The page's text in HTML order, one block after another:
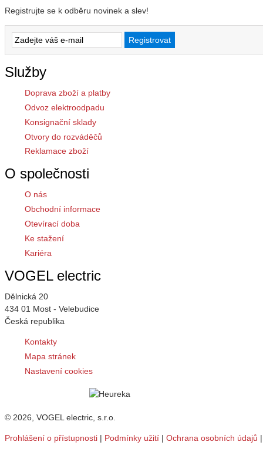
Registrujte se k odběru novinek a slev!
Služby
Doprava zboží a platby
Odvoz elektroodpadu
Konsignační sklady
Otvory do rozváděčů
Reklamace zboží
O společnosti
O nás
Obchodní informace
Otevírací doba
Ke stažení
Kariéra
VOGEL electric
Dělnická 20
434 01 Most - Velebudice
Česká republika
Kontakty
Mapa stránek
Nastavení cookies
© 2026, VOGEL electric, s.r.o.
Prohlášení o přístupnosti | Podmínky užití | Ochrana osobních údajů